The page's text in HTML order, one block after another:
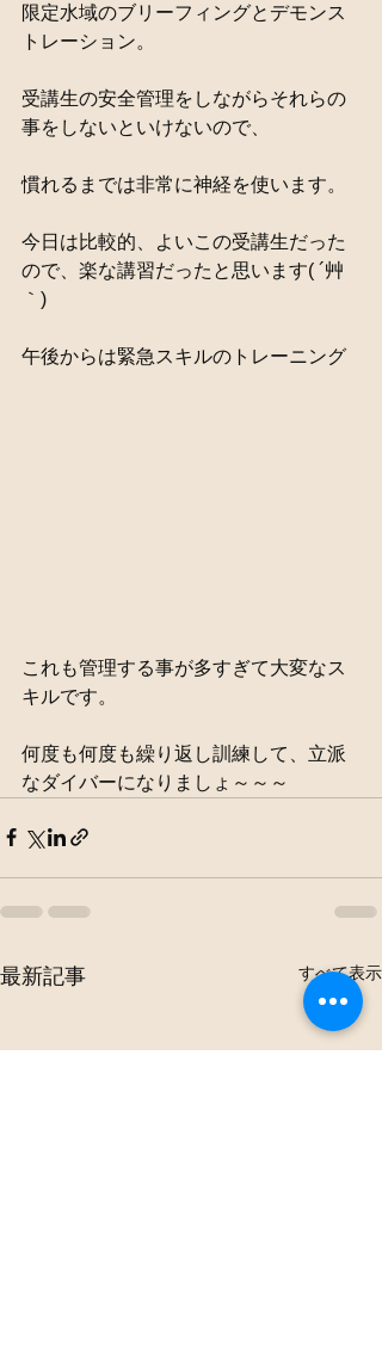
限定水域のブリーフィングとデモンス
トレーション。
受講生の安全管理をしながらそれらの
事をしないといけないので、
慣れるまでは非常に神経を使います。
今日は比較的、よいこの受講生だった
ので、楽な講習だったと思います( ´艸
｀)
午後からは緊急スキルのトレーニング
これも管理する事が多すぎて大変なス
キルです。
何度も何度も繰り返し訓練して、立派
なダイバーになりましょ～～～
最新記事 すべて表示